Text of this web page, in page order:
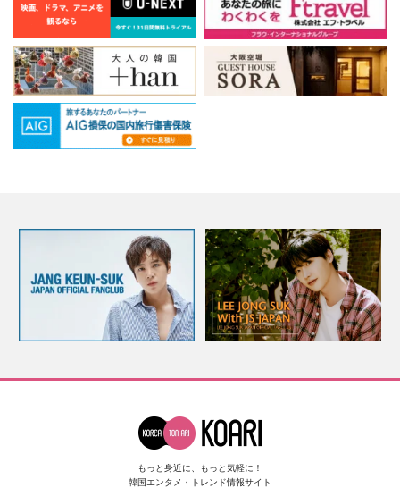
もっと身近に、もっと気軽に！
韓国エンタメ・トレンド情報サイト